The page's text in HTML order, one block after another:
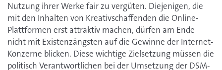
Nutzung ihrer Werke fair zu vergüten. Diejenigen, die
mit den Inhalten von Kreativschaffenden die Online-
Plattformen erst attraktiv machen, dürfen am Ende
nicht mit Existenzängsten auf die Gewinne der Internet-
Konzerne blicken. Diese wichtige Zielsetzung müssen die
politisch Verantwortlichen bei der Umsetzung der DSM-